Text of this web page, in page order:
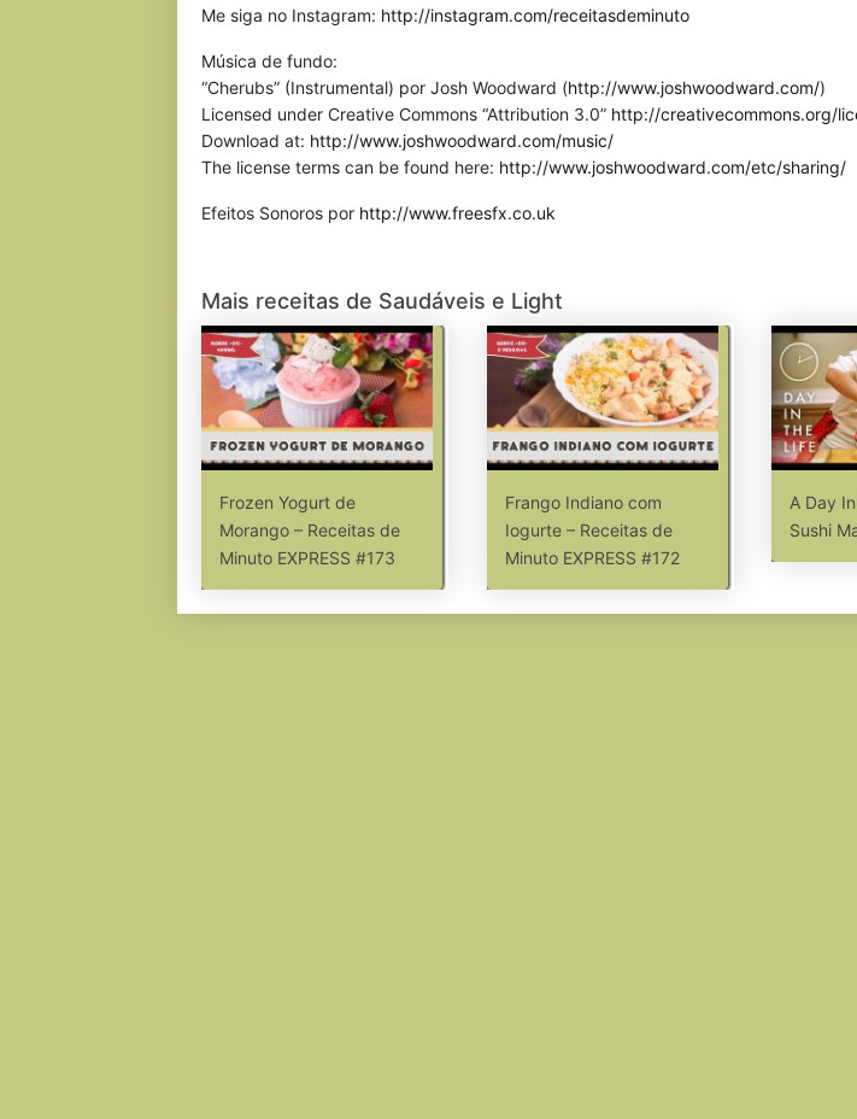
Me siga no Instagram: http://instagram.com/receitasdeminuto
Música de fundo:
“Cherubs” (Instrumental) por Josh Woodward (http://www.joshwoodward.com/)
Licensed under Creative Commons “Attribution 3.0” http://creativecommons.org/
Download at: http://www.joshwoodward.com/music/
The license terms can be found here: http://www.joshwoodward.com/etc/sharing/
Efeitos Sonoros por http://www.freesfx.co.uk
Mais receitas de Saudáveis e Light
Frozen Yogurt de
Morango – Receitas de
Minuto EXPRESS #173
Frango Indiano com
Iogurte – Receitas de
Minuto EXPRESS #172
A Day
Sushi